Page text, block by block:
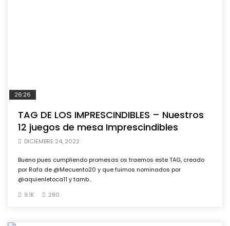
26:26
TAG DE LOS IMPRESCINDIBLES – Nuestros
12 juegos de mesa Imprescindibles
DICIEMBRE 24, 2022
Bueno pues cumpliendo promesas os traemos este TAG, creado
por Rafa de @Mecuento20 y que fuimos nominados por
@aquienletoca11 y tamb...
9.1K
280